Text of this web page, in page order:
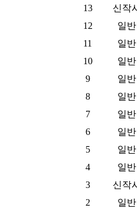
13 신작시
12
일반
11
일반
10
일반
9
일반
8
일반
7
일반
6
일반
5
일반
4
일반
3
신작시
2
일반